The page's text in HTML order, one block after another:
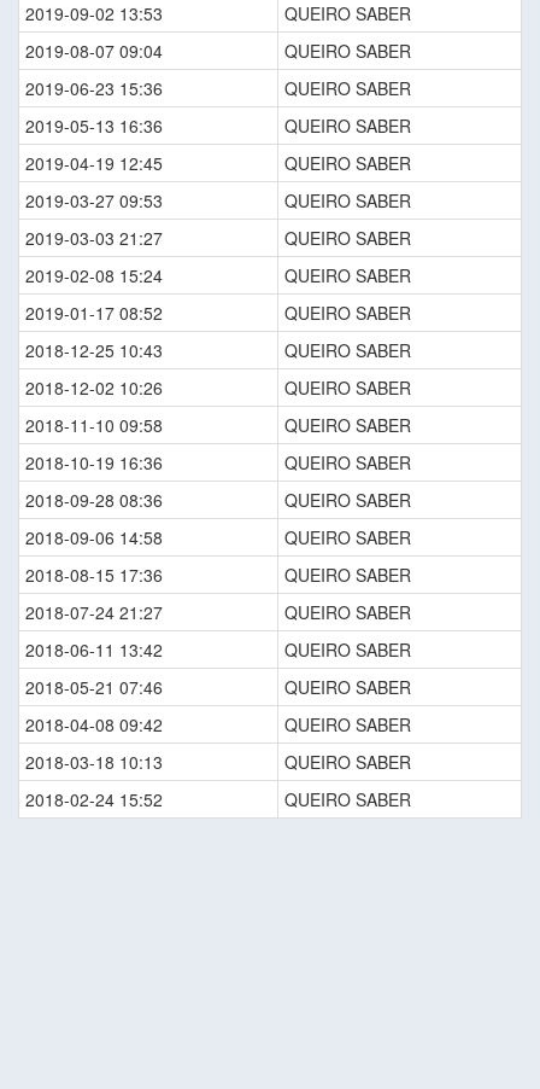
2019-09-02 13:53
QUEIRO SABER
2019-08-07 09:04
QUEIRO SABER
2019-06-23 15:36
QUEIRO SABER
2019-05-13 16:36
QUEIRO SABER
2019-04-19 12:45
QUEIRO SABER
2019-03-27 09:53
QUEIRO SABER
2019-03-03 21:27
QUEIRO SABER
2019-02-08 15:24
QUEIRO SABER
2019-01-17 08:52
QUEIRO SABER
2018-12-25 10:43
QUEIRO SABER
2018-12-02 10:26
QUEIRO SABER
2018-11-10 09:58
QUEIRO SABER
2018-10-19 16:36
QUEIRO SABER
2018-09-28 08:36
QUEIRO SABER
2018-09-06 14:58
QUEIRO SABER
2018-08-15 17:36
QUEIRO SABER
2018-07-24 21:27
QUEIRO SABER
2018-06-11 13:42
QUEIRO SABER
2018-05-21 07:46
QUEIRO SABER
2018-04-08 09:42
QUEIRO SABER
2018-03-18 10:13
QUEIRO SABER
2018-02-24 15:52
QUEIRO SABER